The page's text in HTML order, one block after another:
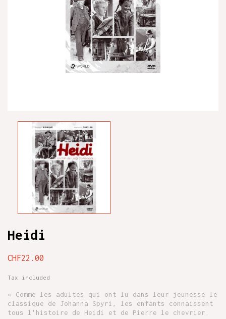
Heidi
CHF22.00
Tax included
« Comme les adultes qui ont lu dans leur jeunesse le
classique de Johanna Spyri, les enfants connaissent
tous l'histoire de Heidi et de Pierre le chevrier.